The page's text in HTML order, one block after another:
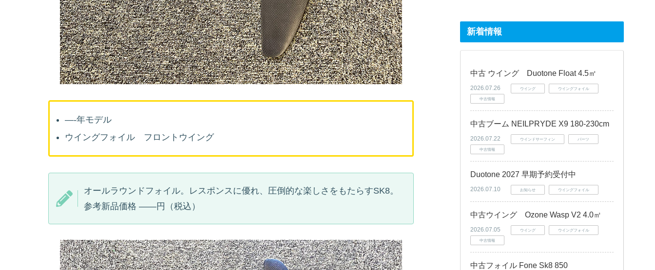
—-年モデル
ウイングフォイル フロントウイング
オールラウンドフォイル。レスポンスに優れ、圧倒的な楽しさをもたらすSK8。
参考新品価格 ——円（税込）
新着情報
中古 ウイング Duotone Float 4.5㎡
2026.07.26 ウイング ウイングフォイル
中古情報
中古ブーム NEILPRYDE X9 180-230cm
2026.07.22 ウインドサーフィン パーツ
中古情報
Duotone 2027 早期予約受付中
2026.07.10 お知らせ ウイングフォイル
中古ウイング Ozone Wasp V2 4.0㎡
2026.07.05 ウイング ウイングフォイル
中古情報
中古フォイル Fone Sk8 850